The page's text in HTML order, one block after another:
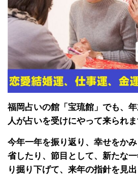
福岡占いの館「宝琉館」でも、
人が占いを受けにやって来られま
今年一年を振り返り、幸せをか
省したり、節目として、新たな
り掘り下げて、来年の指針を見